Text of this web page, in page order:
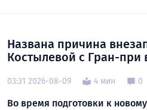
Названа причина
Костылевой с Гран-при
03:31 2026-08-09 4 мин 0
Во время подготовки к